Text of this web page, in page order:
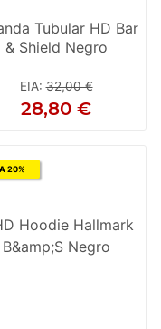
Tubular HD Bar
& Shield Negro
EIA:32,00 €
28,80 €
20%